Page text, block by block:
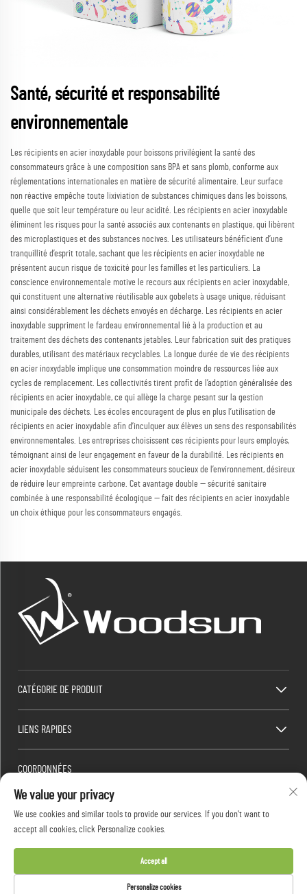
Santé, sécurité et responsabilité
environnementale
Les récipients en acier inoxydable pour boissons privilégient la santé des
consommateurs grâce à une composition sans BPA et sans plomb, conforme aux
réglementations internationales en matière de sécurité alimentaire. Leur surface
non réactive empêche toute lixiviation de substances chimiques dans les boissons,
quelle que soit leur température ou leur acidité. Les récipients en acier inoxydable
éliminent les risques pour la santé associés aux contenants en plastique, qui libèrent
des microplastiques et des substances nocives. Les utilisateurs bénéficient d’une
tranquillité d’esprit totale, sachant que les récipients en acier inoxydable ne
présentent aucun risque de toxicité pour les familles et les particuliers. La
conscience environnementale motive le recours aux récipients en acier inoxydable,
qui constituent une alternative réutilisable aux gobelets à usage unique, réduisant
ainsi considérablement les déchets envoyés en décharge. Les récipients en acier
inoxydable suppriment le fardeau environnemental lié à la production et au
traitement des déchets des contenants jetables. Leur fabrication suit des pratiques
durables, utilisant des matériaux recyclables. La longue durée de vie des récipients
en acier inoxydable implique une consommation moindre de ressources liée aux
cycles de remplacement. Les collectivités tirent profit de l’adoption généralisée des
récipients en acier inoxydable, ce qui allège la charge pesant sur la gestion
municipale des déchets. Les écoles encouragent de plus en plus l’utilisation de
récipients en acier inoxydable afin d’inculquer aux élèves un sens des responsabilités
environnementales. Les entreprises choisissent ces récipients pour leurs employés,
témoignant ainsi de leur engagement en faveur de la durabilité. Les récipients en
acier inoxydable séduisent les consommateurs soucieux de l’environnement, désireux
de réduire leur empreinte carbone. Cet avantage double — sécurité sanitaire
combinée à une responsabilité écologique — fait des récipients en acier inoxydable
un choix éthique pour les consommateurs engagés.
CATÉGORIE DE PRODUIT
LIENS RAPIDES
COORDONNÉES
Factory/Office add : Zone industrielle Dawang, ville de Heshan (au sud de l'autoroute
E-mail :[email protected]
Tél. : +86-13376626036
Copyright © 2026 Guangdong Woodsun Housewares Co., Ltd. Tous droits réservés -
We value your privacy
We use cookies and similar tools to provide our services. If you don't want to
accept all cookies, click Personalize cookies.
Personalize cookies
Accept all